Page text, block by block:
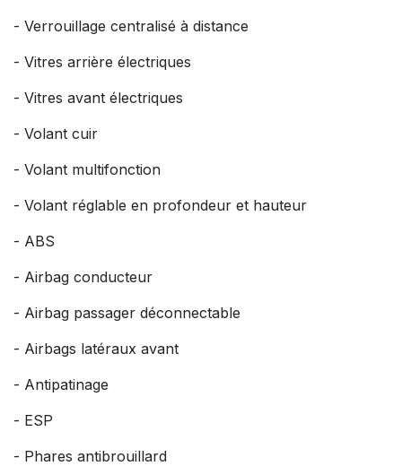
- Verrouillage centralisé à distance
- Vitres arrière électriques
- Vitres avant électriques
- Volant cuir
- Volant multifonction
- Volant réglable en profondeur et hauteur
- ABS
- Airbag conducteur
- Airbag passager déconnectable
- Airbags latéraux avant
- Antipatinage
- ESP
- Phares antibrouillard